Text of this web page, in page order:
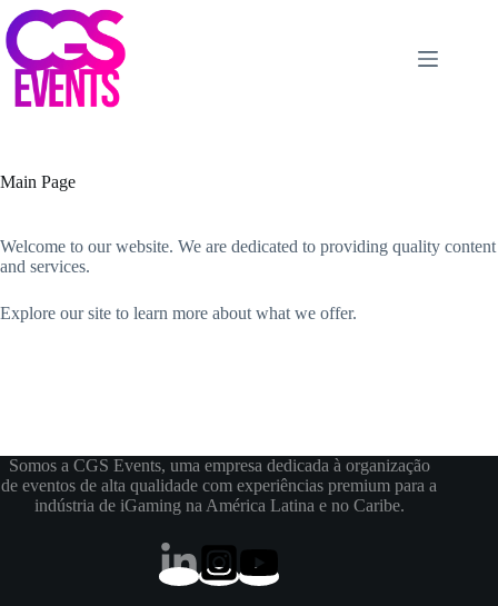
Pular
para
o
conteúdo
Main Page
Welcome to our website. We are dedicated to providing quality content
and services.
Explore our site to learn more about what we offer.
Somos a CGS Events, uma empresa dedicada à organização
de eventos de alta qualidade com experiências premium para a
indústria de iGaming na América Latina e no Caribe.